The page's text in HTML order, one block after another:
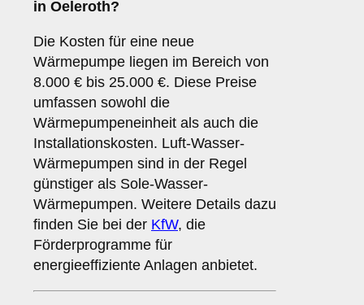
in Oeleroth?
Die Kosten für eine neue
Wärmepumpe liegen im Bereich von
8.000 € bis 25.000 €. Diese Preise
umfassen sowohl die
Wärmepumpeneinheit als auch die
Installationskosten. Luft-Wasser-
Wärmepumpen sind in der Regel
günstiger als Sole-Wasser-
Wärmepumpen. Weitere Details dazu
finden Sie bei der KfW, die
Förderprogramme für
energieeffiziente Anlagen anbietet.